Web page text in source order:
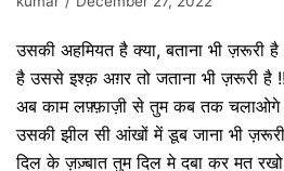
उसकी अहमियत है क्या, बताना भी ज़रूरी है
है उससे इश्क़ अग़र तो जताना भी ज़रूरी है !!
अब काम लफ़्फ़ाज़ी से तुम कब तक चलाओगे
उसकी झील सी आंखों में डूब जाना भी
दिल के ज़ज़्बात तुम दिल मे दबा कर मत